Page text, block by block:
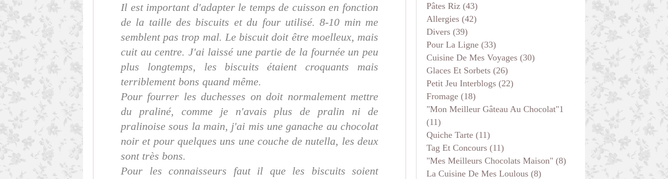
Il est important d'adapter le temps de cuisson en fonction
de la taille des biscuits et du four utilisé. 8-10 min me
semblent pas trop mal. Le biscuit doit être moelleux, mais
cuit au centre. J'ai laissé une partie de la fournée un peu
plus longtemps, les biscuits étaient croquants mais
terriblement bons quand même.
Pour fourrer les duchesses on doit normalement mettre
du praliné, comme je n'avais plus de pralin ni de
pralinoise sous la main, j'ai mis une ganache au chocolat
noir et pour quelques uns une couche de nutella, les deux
sont très bons.
Pour les connaisseurs faut il que les biscuits soient
Pâtes Riz (43)
Allergies (42)
Divers (39)
Pour La Ligne (33)
Cuisine De Mes Voyages (30)
Glaces Et Sorbets (26)
Petit Jeu Interblogs (22)
Fromage (18)
"mon Meilleur Gâteau Au Chocolat"1
(11)
Quiche Tarte (11)
Tag Et Concours (11)
"mes Meilleurs Chocolats Maison" (8)
La Cuisine De Mes Loulous (8)